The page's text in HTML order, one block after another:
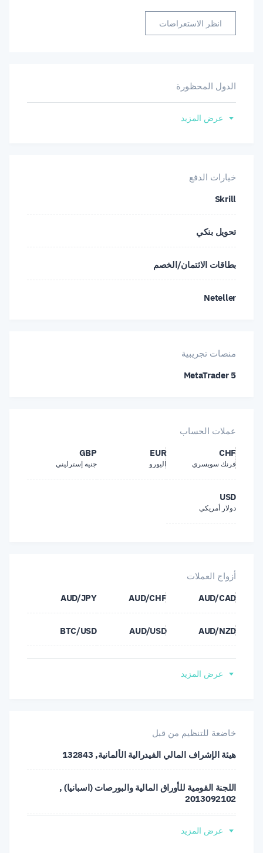
انظر الاستعراضات
الدول المحظورة
عرض المزيد
خيارات الدفع
Skrill
تحويل بنكي
بطاقات الائتمان/الخصم
Neteller
منصات تجريبية
MetaTrader 5
عملات الحساب
CHF
فرنك سويسري
EUR
اليورو
GBP
جنيه إسترليني
USD
دولار أمريكي
أزواج العملات
AUD/CAD
AUD/CHF
AUD/JPY
AUD/NZD
AUD/USD
BTC/USD
EUR/AUD
EUR/CAD
EUR/DKK
EUR/GBP
EUR/HKD
EUR/JPY
EUR/NZD
EUR/SEK
EUR/SGD
عرض المزيد
خاضعة للتنظيم من قبل
هيئة الإشراف المالي الفيدرالية الألمانية, 132843
اللجنة القومية للأوراق المالية والبورصات (اسبانيا) ,
2013092102
هيئة الأوراق المالية والتداول القبرصية, 171/12
عرض المزيد